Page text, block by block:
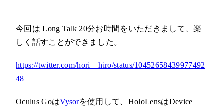
今回は Long Talk 20分お時間をいただきまして、楽
しく話すことができました。
https://twitter.com/hori__hiro/status/10452658439977492
48
Oculus GoはVysorを使用して、HoloLensはDevice